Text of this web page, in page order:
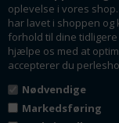
oplevelse i vores
har lavet i shoppen og
forhold til dine
hjælpe os med at
accepterer du
Nødvendige
Markedsføring